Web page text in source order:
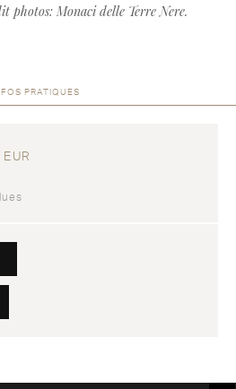
photos: Monaci delle Terre Nere.
PRATIQUES
EUR